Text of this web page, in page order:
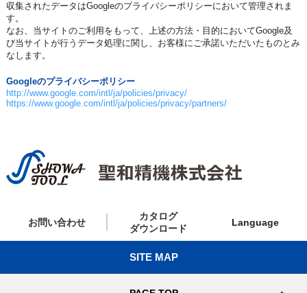
収集されたデータはGoogleのプライバシーポリシーにおいて管理されま
す。
なお、当サイトのご利用をもって、上述の方法・目的においてGoogle及
び当サイトが行うデータ処理に関し、お客様にご承諾いただいたものとみ
なします。
Googleのプライバシーポリシー
http://www.google.com/intl/ja/policies/privacy/
https://www.google.com/intl/ja/policies/privacy/partners/
お問い合わせ
カタログ
ダウンロード
Language
SITE MAP